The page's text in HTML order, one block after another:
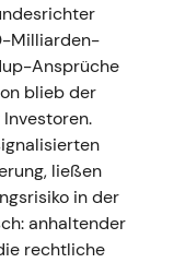
Milliarden-
Ansprüche
blieb der
ließen
in der
anhaltender
rechtliche